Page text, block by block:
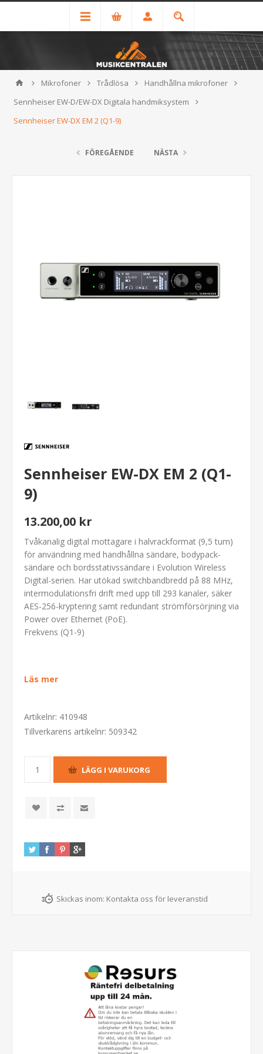
Mikrofoner Trådlösa
Handhållna mikrofoner
Sennheiser EW-D/EW-DX Digitala handmiksystem
Sennheiser EW-DX EM 2 (Q1-9)
FÖREGÅENDE NÄSTA
Sennheiser EW-DX EM 2 (Q1-
9)
13.200,00 kr
Tvåkanalig digital mottagare i halvrackformat (9,5 tum)
för användning med handhållna sändare, bodypack-
sändare och bordsstativssändare i Evolution Wireless
Digital-serien. Har utökad switchbandbredd på 88 MHz,
intermodulationsfri drift med upp till 293 kanaler, säker
AES-256-kryptering samt redundant strömförsörjning via
Power over Ethernet (PoE).
Frekvens (Q1-9)
Läs mer
Artikelnr: 410948
Tillverkarens artikelnr: 509342
Skickas inom: Kontakta oss för leveranstid